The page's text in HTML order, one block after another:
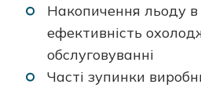
Накопичення льоду
ефективність
обслуговуванні
Часті зупинки